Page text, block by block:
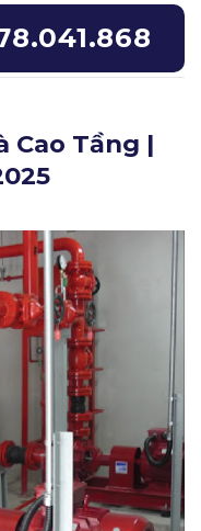
Cao Tầng |